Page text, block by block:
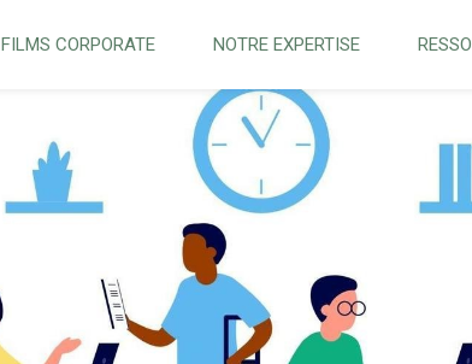
FILMS CORPORATE NOTRE EXPERTISE